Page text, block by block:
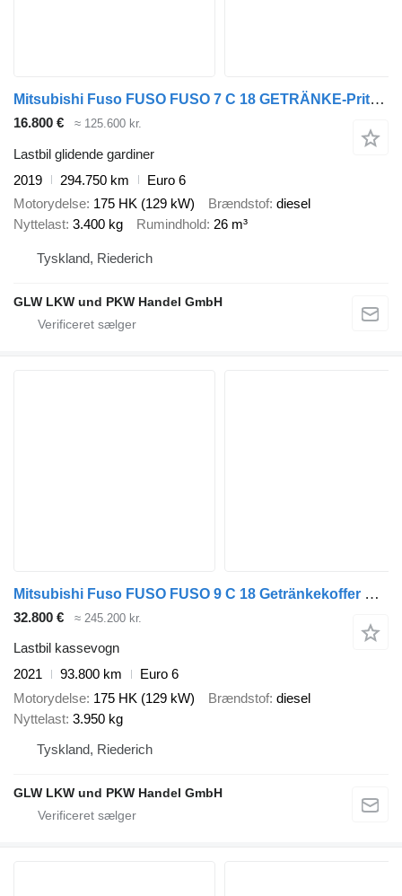
Mitsubishi Fuso FUSO FUSO 7 C 18 GETRÄNKE-Pritsche 4,35 m LBW BÄR 1 T
16.800 € ≈ 125.600 kr.
Lastbil glidende gardiner
2019
294.750 km
Euro 6
Motorydelse 175 HK (129 kW) Brændstof diesel
Nyttelast 3.400 kg Rumindhold 26 m³
Tyskland, Riederich
GLW LKW und PKW Handel GmbH
Mitsubishi Fuso FUSO FUSO 9 C 18 Getränkekoffer m. 4,7 m Rolläden
32.800 € ≈ 245.200 kr.
Lastbil kassevogn
2021
93.800 km
Euro 6
Motorydelse 175 HK (129 kW) Brændstof diesel
Nyttelast 3.950 kg
Tyskland, Riederich
GLW LKW und PKW Handel GmbH